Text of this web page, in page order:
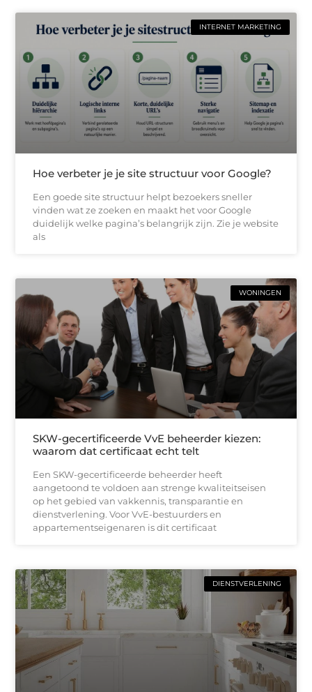
INTERNET MARKETING
Hoe verbeter je je site structuur voor Google?
Een goede site structuur helpt bezoekers sneller
vinden wat ze zoeken en maakt het voor Google
duidelijk welke pagina’s belangrijk zijn. Zie je website
als
WONINGEN
SKW-gecertificeerde VvE beheerder kiezen:
waarom dat certificaat echt telt
Een SKW-gecertificeerde beheerder heeft
aangetoond te voldoen aan strenge kwaliteitseisen
op het gebied van vakkennis, transparantie en
dienstverlening. Voor VvE-bestuurders en
appartementseigenaren is dit certificaat
DIENSTVERLENING